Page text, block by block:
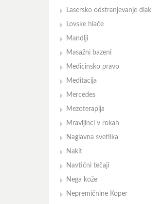
Lasersko odstranjevanje dlak
Lovske hlače
Mandlji
Masažni bazeni
Medicinsko pravo
Meditacija
Mercedes
Mezoterapija
Mravljinci v rokah
Naglavna svetilka
Nakit
Navtični tečaji
Nega kože
Nepremičnine Koper